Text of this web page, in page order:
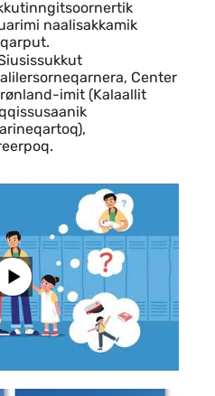
naalisakkamik
Center
imit (Kalaallit